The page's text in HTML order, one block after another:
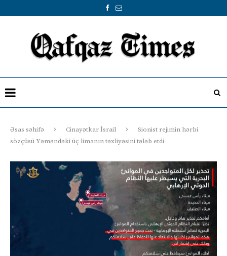
Əsas səhifə Cinayətkar İsrail
Sionist rejimin hərbi
sözçüsü Yəməndəki üç limanın təxliyəsini tələb etdi